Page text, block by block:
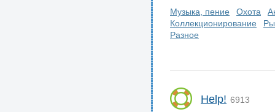
Музыка, пение Охота
Коллекционирование
Разное
Help! 6913